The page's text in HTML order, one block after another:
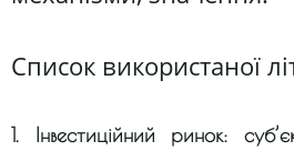
Список використаної
1. Інвестиційний ринок: